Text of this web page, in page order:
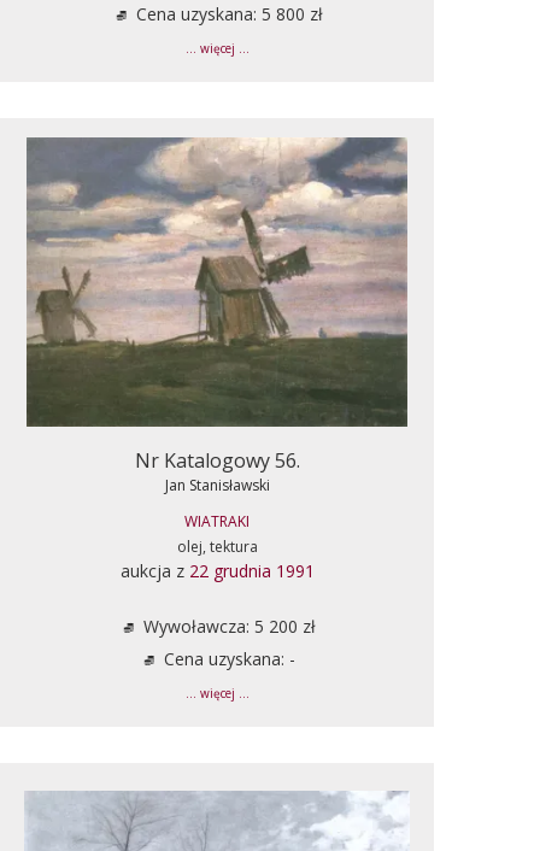
Cena uzyskana: 5 800 zł
... więcej ...
Nr Katalogowy 56.
Jan Stanisławski
WIATRAKI
olej, tektura
aukcja z 22 grudnia 1991
Wywoławcza: 5 200 zł
Cena uzyskana: -
... więcej ...